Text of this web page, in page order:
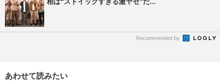
Recommended by
あわせて読みたい